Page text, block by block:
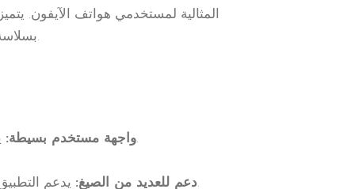
المثالية لمستخدمي هواتف الآيفون.
بسلاسة. في هذا المقال، سنستعرض أبرز مميزات تطبيق وان اكس بت وكيفية استخدامه بفاعلية لتحقيق أقصى استفادة.
واجهة مستخدم بسيطة:يمتاز التطبيق بواجهة سهلة الفهم، مما يسهل على المستخدمين الجدد التعامل معه دون الحاجة إلى خبرة سابقة.
دعم للعديد من الصيغ:يدعم التطبيق كافة أنواع الملفات من الصور، والمستندات، حتى الفيديوهات، مما يجعله مناسباً لمختلف احتياجات المستخدم.